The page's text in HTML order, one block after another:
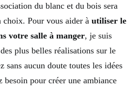
du blanc et du bois sera
choix. Pour vous aider à utiliser le
votre salle à manger, je suis
plus belles réalisations sur le
sans aucun doute toutes les idées
besoin pour créer une ambiance